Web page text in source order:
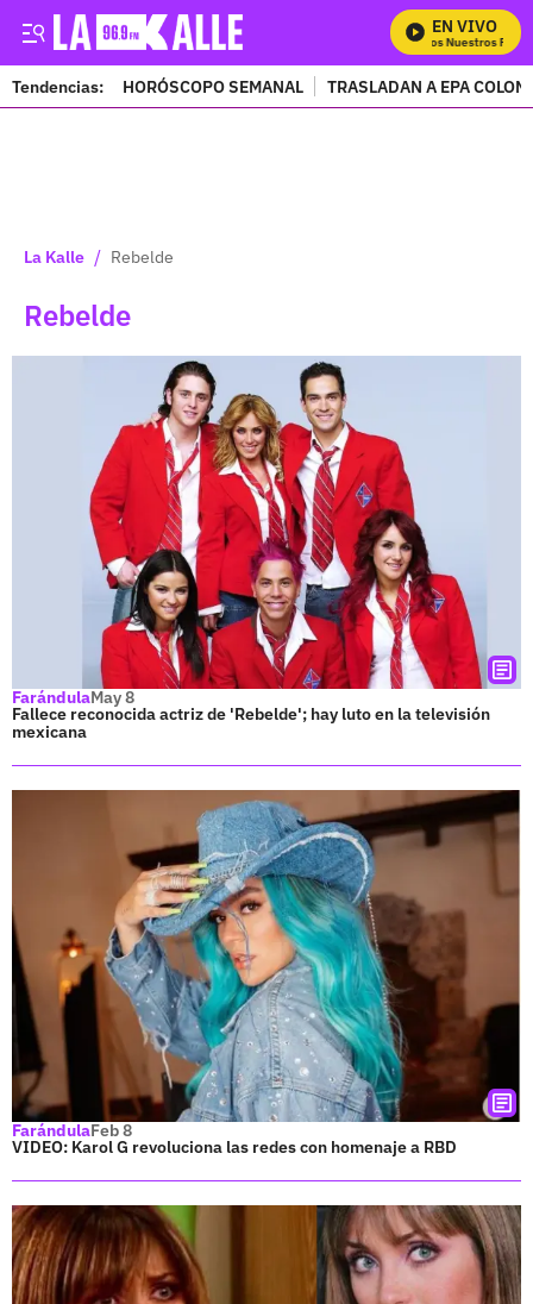
EN VIVO
Mira Todos Nuestros
Tendencias: HORÓSCOPO SEMANAL TRASLADAN A EPA
La Kalle / Rebelde
Rebelde
FarándulaMay 8
Fallece reconocida actriz de 'Rebelde'; hay luto en la televisión
mexicana
FarándulaFeb 8
VIDEO: Karol G revoluciona las redes con homenaje a RBD